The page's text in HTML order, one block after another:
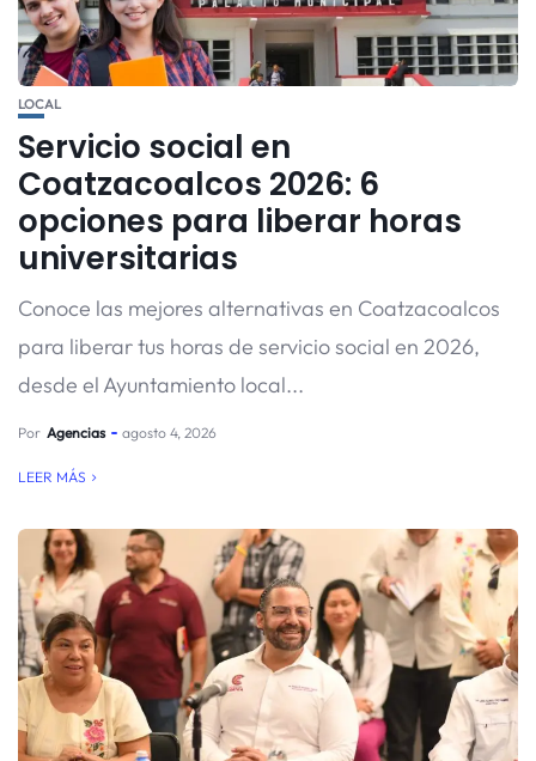
LOCAL
Servicio social en
Coatzacoalcos 2026: 6
opciones para liberar horas
universitarias
Conoce las mejores alternativas en Coatzacoalcos
para liberar tus horas de servicio social en 2026,
desde el Ayuntamiento local...
Por Agencias agosto 4, 2026
LEER MÁS